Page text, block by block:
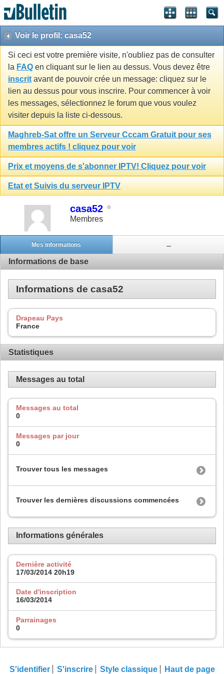
Voir le profil: casa52
Si ceci est votre première visite, n'oubliez pas de consulter
la FAQ en cliquant sur le lien au dessus. Vous devez être
inscrit avant de pouvoir crée un message: cliquez sur le
lien au dessus pour vous inscrire. Pour commencer à voir
les messages, sélectionnez le forum que vous voulez
visiter depuis la liste ci-dessous.
Maghreb-Sat offre un Serveur Cccam Gratuit pour ses
membres actifs ! cliquez pour voir
Prix et moyens de s'abonner IPTV! Cliquez pour voir
Etat et Suivis du serveur IPTV
casa52
Membres
Mes informations ...
Informations de base
Informations de casa52
Drapeau Pays
France
Statistiques
Messages au total
Messages au total
0
Messages par jour
0
Trouver tous les messages
Trouver les dernières discussions commencées
Informations générales
Dernière activité
17/03/2014 20h19
Date d'inscription
16/03/2014
Parrainages
0
S'identifier S'inscrire Style classique Haut de page